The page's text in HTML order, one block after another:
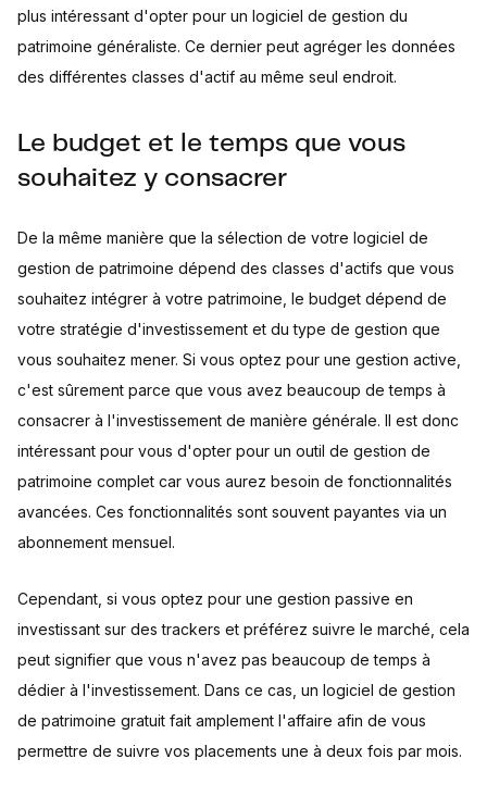
plus intéressant d'opter pour un logiciel de gestion du
patrimoine généraliste. Ce dernier peut agréger les données
des différentes classes d'actif au même seul endroit.
Le budget et le temps que vous
souhaitez y consacrer
De la même manière que la sélection de votre logiciel de
gestion de patrimoine dépend des classes d'actifs que vous
souhaitez intégrer à votre patrimoine, le budget dépend de
votre stratégie d'investissement et du type de gestion que
vous souhaitez mener. Si vous optez pour une gestion active,
c'est sûrement parce que vous avez beaucoup de temps à
consacrer à l'investissement de manière générale. Il est donc
intéressant pour vous d'opter pour un outil de gestion de
patrimoine complet car vous aurez besoin de fonctionnalités
avancées. Ces fonctionnalités sont souvent payantes via un
abonnement mensuel.
Cependant, si vous optez pour une gestion passive en
investissant sur des trackers et préférez suivre le marché, cela
peut signifier que vous n'avez pas beaucoup de temps à
dédier à l'investissement. Dans ce cas, un logiciel de gestion
de patrimoine gratuit fait amplement l'affaire afin de vous
permettre de suivre vos placements une à deux fois par mois.